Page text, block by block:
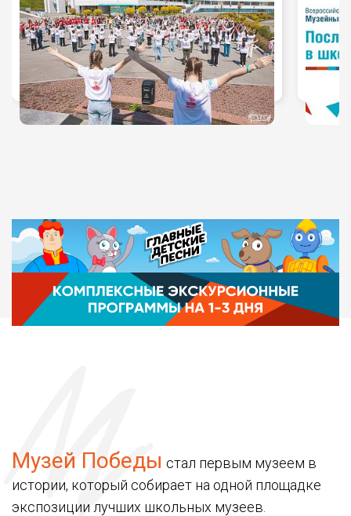
Музей «Воинов-интернационалистов имени Дмитрия
Чижова»
Музей «Истории школы имени Вячеслава
Томаровича»
Музей «Танкистов и танкостроителей»
Музей Боевой Славы 192 стрелковой дивизии
им.В.Д.Громовой
Комплексный музей «История родного края»
Историко – краеведческий музей «Летопись
памяти»
Музей «Москва и москвичи»
Музей Боевой Славы
Музей Победы стал первым музеем в
истории, который собирает на одной площадке
экспозиции лучших школьных музеев.